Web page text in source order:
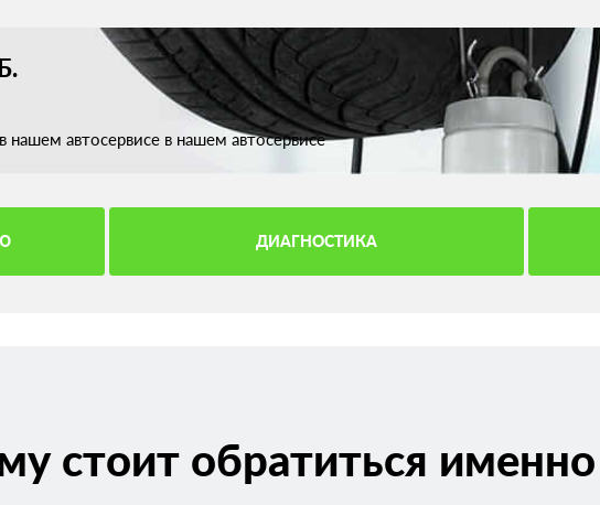
автосервисе в нашем автосервисе
ДИАГНОСТИКА
стоит обратиться